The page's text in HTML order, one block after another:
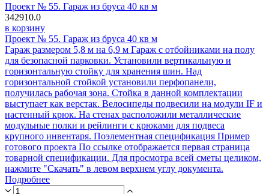
Проект № 55. Гараж из бруса 40 кв м
342910.0
в корзину
Проект № 55. Гараж из бруса 40 кв м
Гараж размером 5,8 м на 6,9 м Гараж с отбойниками на полу
для безопасной парковки. Установили вертикальную и
горизонтальную стойку для хранения шин. Над
горизонтальной стойкой установили перфопанели,
получилась рабочая зона. Стойка в данной комплектации
выступает как верстак. Велосипеды подвесили на модули IF и
настенный крюк. На стенах расположили металлические
модульные полки и рейлинги с крюками для подвеса
крупного инвентаря. Поэлементная спецификация Пример
готового проекта По ссылке отображается первая страница
товарной спецификации. Для просмотра всей сметы целиком,
нажмите "Скачать" в левом верхнем углу документа.
Подробнее